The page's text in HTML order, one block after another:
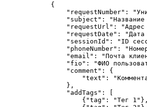
            {
"requestNumber":
"subject": "Название
"requestUrl":
"requestDate":
"sessionId": "ID
"phoneNumber":
"email": "Почта
"fio": "ФИО
                "comment": {
"text":
                },
                "addTags": [
                    {"tag": "Тег 1"},